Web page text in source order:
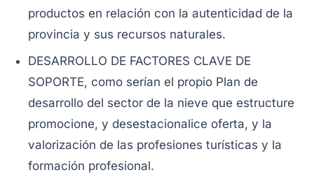
productos en relación con la autenticidad de la
provincia y sus recursos naturales.
DESARROLLO DE FACTORES CLAVE DE
SOPORTE, como serían el propio Plan de
desarrollo del sector de la nieve que estructure
promocione, y desestacionalice oferta, y la
valorización de las profesiones turísticas y la
formación profesional.